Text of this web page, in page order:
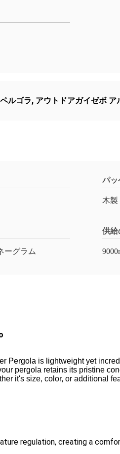
ルゴラ, アウトドアガイゼボ
パッ
木製
ーグラム
供給
Pergola is lightweight yet
pergola retains its pristine
it's size, color, or additional
regulation, creating a